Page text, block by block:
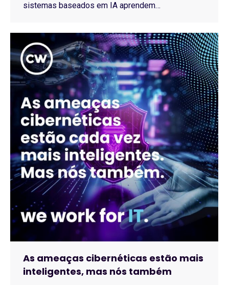
sistemas baseados em IA aprendem…
As ameaças cibernéticas estão mais
inteligentes, mas nós também